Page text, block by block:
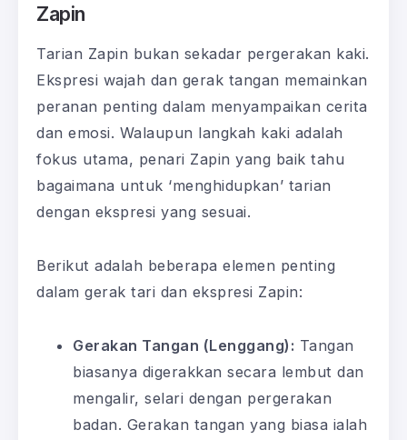
Zapin
Tarian Zapin bukan sekadar pergerakan kaki.
Ekspresi wajah dan gerak tangan memainkan
peranan penting dalam menyampaikan cerita
dan emosi. Walaupun langkah kaki adalah
fokus utama, penari Zapin yang baik tahu
bagaimana untuk ‘menghidupkan’ tarian
dengan ekspresi yang sesuai.
Berikut adalah beberapa elemen penting
dalam gerak tari dan ekspresi Zapin:
Gerakan Tangan (Lenggang): Tangan
biasanya digerakkan secara lembut dan
mengalir, selari dengan pergerakan
badan. Gerakan tangan yang biasa ialah